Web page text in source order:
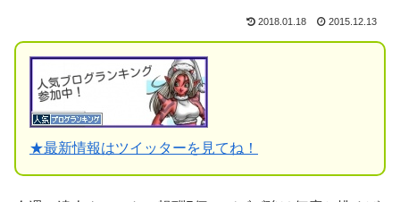
2018.01.18 2015.12.13
★最新情報はツイッターを見てね！